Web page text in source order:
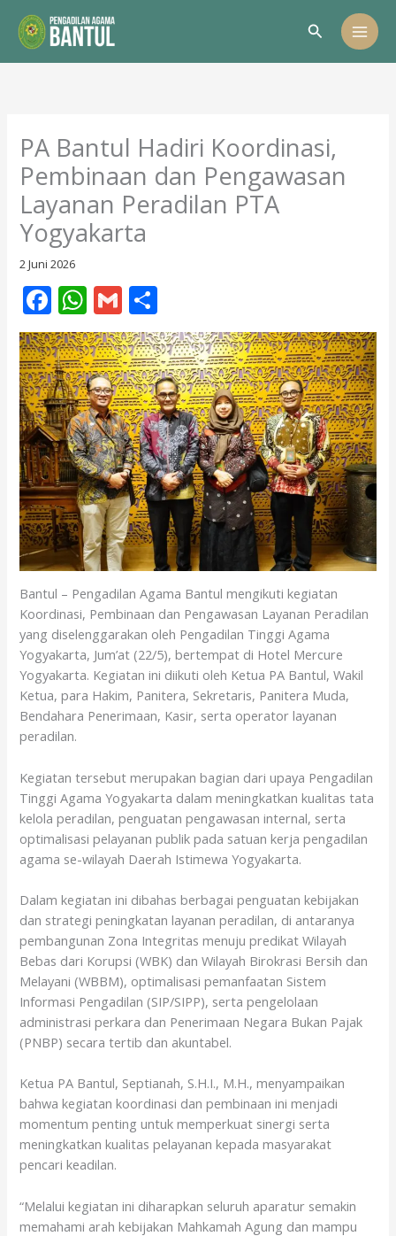
konten
Cari
PA Bantul Hadiri Koordinasi,
Pembinaan dan Pengawasan
Layanan Peradilan PTA
Yogyakarta
2 Juni 2026
F
ac
e
b
o
o
k
W
h
at
s
A
p
p
G
m
ai
l
h
ar
e
Bantul – Pengadilan Agama Bantul mengikuti kegiatan
Koordinasi, Pembinaan dan Pengawasan Layanan Peradilan
yang diselenggarakan oleh Pengadilan Tinggi Agama
Yogyakarta, Jum’at (22/5), bertempat di Hotel Mercure
Yogyakarta. Kegiatan ini diikuti oleh Ketua PA Bantul, Wakil
Ketua, para Hakim, Panitera, Sekretaris, Panitera Muda,
Bendahara Penerimaan, Kasir, serta operator layanan
peradilan.
Kegiatan tersebut merupakan bagian dari upaya Pengadilan
Tinggi Agama Yogyakarta dalam meningkatkan kualitas tata
kelola peradilan, penguatan pengawasan internal, serta
optimalisasi pelayanan publik pada satuan kerja pengadilan
agama se-wilayah Daerah Istimewa Yogyakarta.
Dalam kegiatan ini dibahas berbagai penguatan kebijakan
dan strategi peningkatan layanan peradilan, di antaranya
pembangunan Zona Integritas menuju predikat Wilayah
Bebas dari Korupsi (WBK) dan Wilayah Birokrasi Bersih dan
Melayani (WBBM), optimalisasi pemanfaatan Sistem
Informasi Pengadilan (SIP/SIPP), serta pengelolaan
administrasi perkara dan Penerimaan Negara Bukan Pajak
(PNBP) secara tertib dan akuntabel.
Ketua PA Bantul, Septianah, S.H.I., M.H., menyampaikan
bahwa kegiatan koordinasi dan pembinaan ini menjadi
momentum penting untuk memperkuat sinergi serta
meningkatkan kualitas pelayanan kepada masyarakat
pencari keadilan.
“Melalui kegiatan ini diharapkan seluruh aparatur semakin
memahami arah kebijakan Mahkamah Agung dan mampu